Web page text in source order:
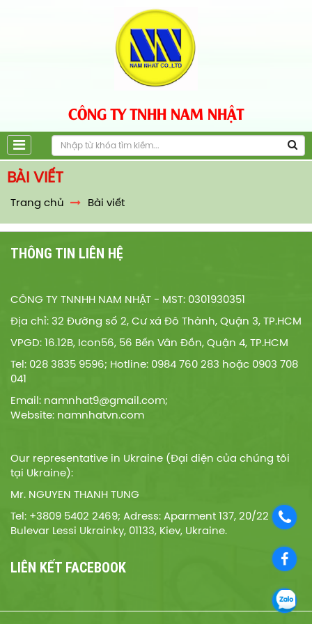
CÔNG TY TNHH NAM NHẬT
BÀI VIẾT
Trang chủ Bài viết
THÔNG TIN LIÊN HỆ
CÔNG TY TNNHH NAM NHẬT - MST: 0301930351
Địa chỉ: 32 Đường số 2, Cư xá Đô Thành, Quận 3, TP.HCM
VPGD: 16.12B, Icon56, 56 Bến Vân Đồn, Quận 4, TP.HCM
Tel: 028 3835 9596; Hotline: 0984 760 283 hoặc 0903 708
041
Email: namnhat9@gmail.com;
Website: namnhatvn.com
Our representative in Ukraine (Đại diện của chúng tôi
tại Ukraine):
Mr. NGUYEN THANH TUNG
Tel: +3809 5402 2469; Adress: Aparment 137, 20/22
Bulevar Lessi Ukrainky, 01133, Kiev, Ukraine.
LIÊN KẾT FACEBOOK